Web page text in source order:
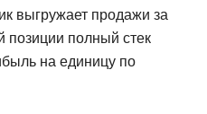
выгружает продажи за
позиции полный стек
на единицу по